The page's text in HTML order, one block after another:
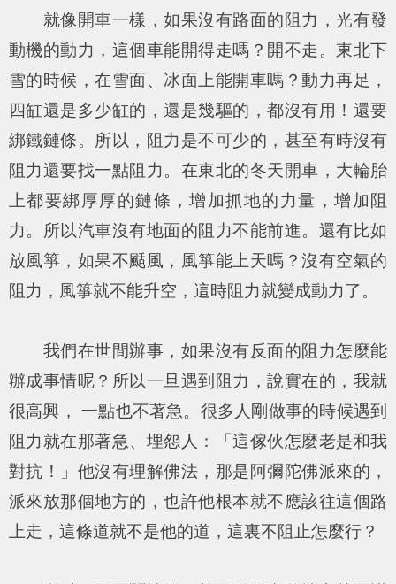
就像開車一樣，如果沒有路面的阻力，光有發
動機的動力，這個車能開得走嗎？開不走。東北下
雪的時候，在雪面、冰面上能開車嗎？動力再足，
四缸還是多少缸的，還是幾驅的，都沒有用！還要
綁鐵鏈條。所以，阻力是不可少的，甚至有時沒有
阻力還要找一點阻力。在東北的冬天開車，大輪胎
上都要綁厚厚的鏈條，增加抓地的力量，增加阻
力。所以汽車沒有地面的阻力不能前進。還有比如
放風箏，如果不颳風，風箏能上天嗎？沒有空氣的
阻力，風箏就不能升空，這時阻力就變成動力了。
我們在世間辦事，如果沒有反面的阻力怎麼能
辦成事情呢？所以一旦遇到阻力，說實在的，我就
很高興， 一點也不著急。很多人剛做事的時候遇到
阻力就在那著急、埋怨人：「這傢伙怎麼老是和我
對抗！」他沒有理解佛法，那是阿彌陀佛派來的，
派來放那個地方的，也許他根本就不應該往這個路
上走，這條道就不是他的道，這裏不阻止怎麼行？